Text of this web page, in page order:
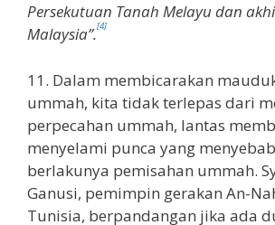
Persekutuan Tanah Melayu dan
Malaysia”.[4]
11. Dalam membicarakan
ummah, kita tidak terlepas dari
perpecahan ummah, lantas
menyelami punca yang
berlakunya pemisahan ummah.
Ganusi, pemimpin gerakan An-
Tunisia, berpandangan jika ada